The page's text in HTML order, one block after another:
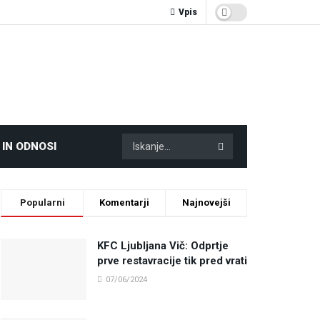
Vpis
ODNOSI
Popularni Komentarji Najnovejši
KFC Ljubljana Vič: Odprtje
prve restavracije tik pred vrati
07/06/2024